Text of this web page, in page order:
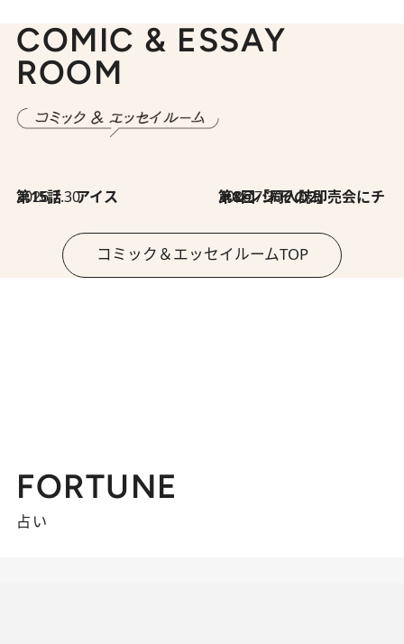
COMIC & ESSAY
ROOM
2026.7.30
第15話 アイス 2026.7.30
第8回「同人誌即売会にチャレンジ その2」
コミック＆エッセイルームTOP
FORTUNE
占い